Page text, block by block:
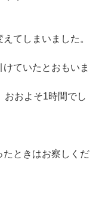
てしまいました。
ていたとおもいま
おおよそ1時間でし
たときはお察しくだ